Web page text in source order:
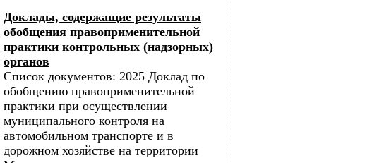
Доклады, содержащие результаты
обобщения правоприменительной
практики контрольных (надзорных)
органов
Список документов: 2025 Доклад по
обобщению правоприменительной
практики при осуществлении
муниципального контроля на
автомобильном транспорте и в
дорожном хозяйстве на территории